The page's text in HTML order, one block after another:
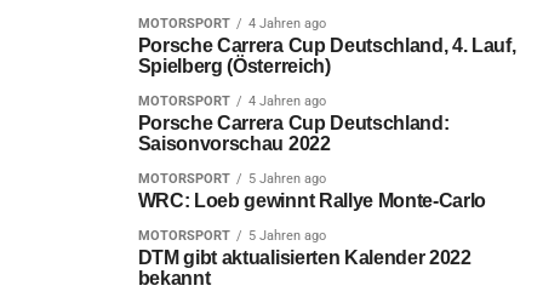
MOTORSPORT 4 Jahren ago
Porsche Carrera Cup Deutschland, 4. Lauf,
Spielberg (Österreich)
MOTORSPORT 4 Jahren ago
Porsche Carrera Cup Deutschland:
Saisonvorschau 2022
MOTORSPORT 5 Jahren ago
WRC: Loeb gewinnt Rallye Monte-Carlo
MOTORSPORT 5 Jahren ago
DTM gibt aktualisierten Kalender 2022
bekannt